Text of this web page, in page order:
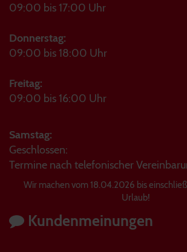
09:00 bis 17:00 Uhr
Donnerstag:
09:00 bis 18:00 Uhr
Freitag:
09:00 bis 16:00 Uhr
Samstag:
Geschlossen:
Termine nach telefonischer
Wir machen vom 18.04.2026 bis
Urlaub!
Kundenmeinungen